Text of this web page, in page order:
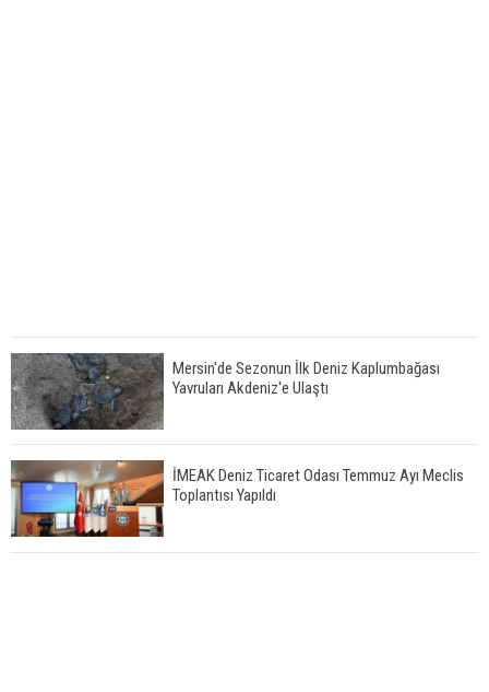
Mersin'de Sezonun İlk Deniz Kaplumbağası
Yavruları Akdeniz'e Ulaştı
İMEAK Deniz Ticaret Odası Temmuz Ayı Meclis
Toplantısı Yapıldı